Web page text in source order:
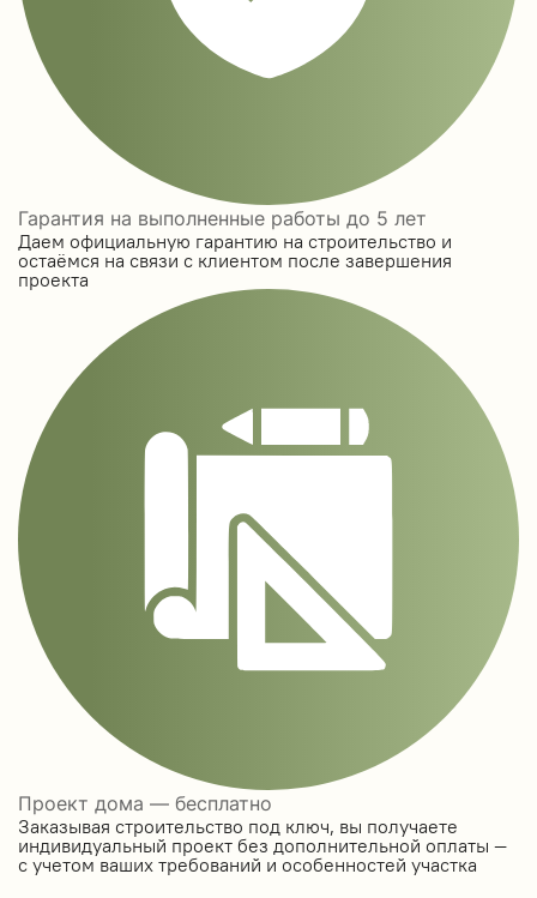
Гарантия на выполненные работы до 5 лет
Даем официальную гарантию на строительство и
остаёмся на связи с клиентом после завершения
проекта
Проект дома — бесплатно
Заказывая строительство под ключ, вы получаете
индивидуальный проект без дополнительной оплаты —
с учетом ваших требований и особенностей участка